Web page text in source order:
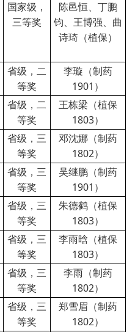
国家级，
三等奖
陈邑恒、丁鹏
钧、王博强、曲
诗琦（植保）
省级，二
等奖
李璇（制药
1901）
省级，二
等奖
王栋梁（植保
1803）
省级，三
等奖
邓沈娜（制药
1802）
省级，三
等奖
吴继鹏（制药
1901）
省级，三
等奖
朱德鹤（植保
1803）
省级，三
等奖
李雨晗（植保
1803）
省级，三
等奖
李雨（制药
1802）
省级，三
等奖
郑雪眉（制药
1802）